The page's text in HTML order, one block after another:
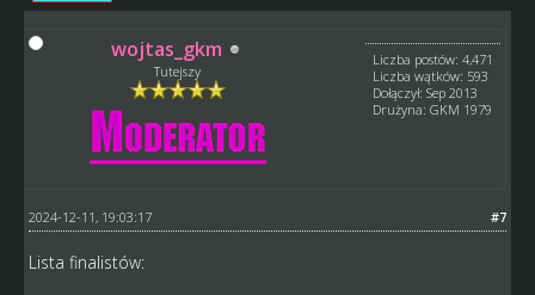
wojtas_gkm
Tutejszy
Liczba postów: 4,471
Liczba wątków: 593
Dołączył: Sep 2013
Drużyna: GKM 1979
#7
2024-12-11, 19:03:17
Lista finalistów: